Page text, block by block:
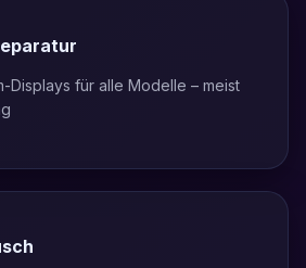
Displays für alle Modelle – meist